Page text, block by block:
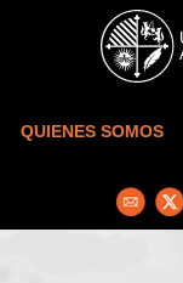
Skip to main content
QUIENES SOMOS